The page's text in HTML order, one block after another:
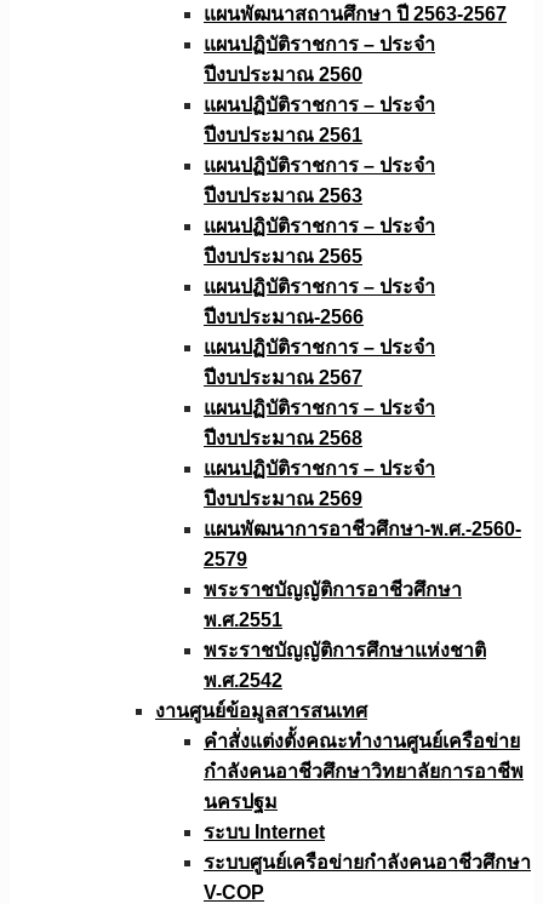
แผนพัฒนาสถานศึกษา ปี 2563-2567
แผนปฏิบัติราชการ – ประจำ
ปีงบประมาณ 2560
แผนปฏิบัติราชการ – ประจำ
ปีงบประมาณ 2561
แผนปฏิบัติราชการ – ประจำ
ปีงบประมาณ 2563
แผนปฏิบัติราชการ – ประจำ
ปีงบประมาณ 2565
แผนปฏิบัติราชการ – ประจำ
ปีงบประมาณ-2566
แผนปฏิบัติราชการ – ประจำ
ปีงบประมาณ 2567
แผนปฏิบัติราชการ – ประจำ
ปีงบประมาณ 2568
แผนปฏิบัติราชการ – ประจำ
ปีงบประมาณ 2569
แผนพัฒนาการอาชีวศึกษา-พ.ศ.-2560-
2579
พระราชบัญญัติการอาชีวศึกษา
พ.ศ.2551
พระราชบัญญัติการศึกษาแห่งชาติ
พ.ศ.2542
งานศูนย์ข้อมูลสารสนเทศ
คำสั่งแต่งตั้งคณะทำงานศูนย์เครือข่าย
กำลังคนอาชีวศึกษาวิทยาลัยการอาชีพ
นครปฐม
ระบบ Internet
ระบบศูนย์เครือข่ายกำลังคนอาชีวศึกษา
V-COP